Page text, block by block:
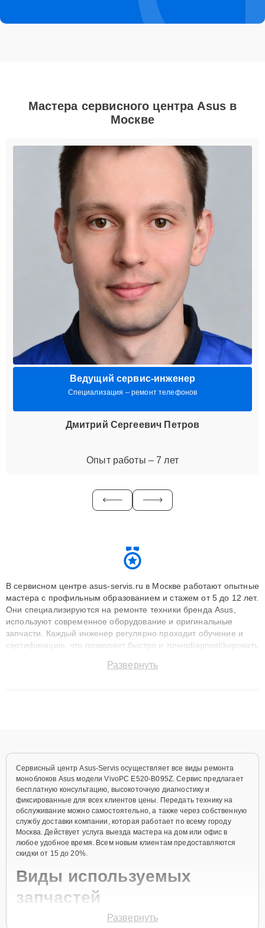
Мастера сервисного центра Asus в
Москве
Ведущий сервис-инженер
Специализация – ремонт телефонов
Дмитрий Сергеевич Петров
Опыт работы – 7 лет
В сервисном центре asus-servis.ru в Москве работают опытные
мастера с профильным образованием и стажем от 5 до 12 лет.
Они специализируются на ремонте техники бренда Asus,
используют современное оборудование и оригинальные
запчасти. Каждый инженер регулярно проходит обучение и
сертификацию, что позволяет быстро и точноdiagnostikировать
до 3 лет. Наши мастера решают сложные случаи: от замены
Развернуть
Сервисный центр Asus-Servis осуществляет все виды ремонта
моноблоков Asus модели VivoPC E520-B095Z. Сервис предлагает
бесплатную консультацию, высокоточную диагностику и
фиксированные для всех клиентов цены. Передать технику на
обслуживание можно самостоятельно, а также через собственную
службу доставки компании, которая работает по всему городу
Москва. Действует услуга выезда мастера на дом или офис в
любое удобное время. Всем новым клиентам предоставляются
скидки от 15 до 20%.
Виды используемых
запчастей
Для ремонта моноблока модели VivoPC E520-B095Z предлагаются
Развернуть